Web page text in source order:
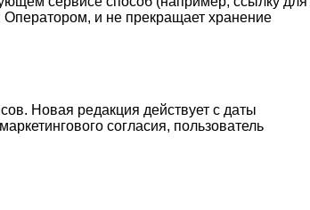
Оператором, и не прекращает хранение
Новая редакция действует с даты
согласия, пользователь